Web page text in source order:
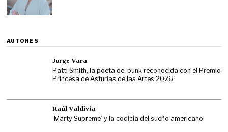
AUTORES
Jorge Vara
Patti Smith, la poeta del punk reconocida con el Premio
Princesa de Asturias de las Artes 2026
Raúl Valdivia
‘Marty Supreme’ y la codicia del sueño americano